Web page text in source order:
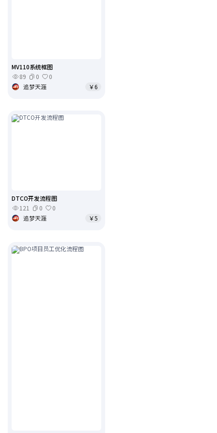
MV110系统框图
89
0
0
追梦天涯
￥6
DTCO开发流程图
121
0
0
追梦天涯
￥5